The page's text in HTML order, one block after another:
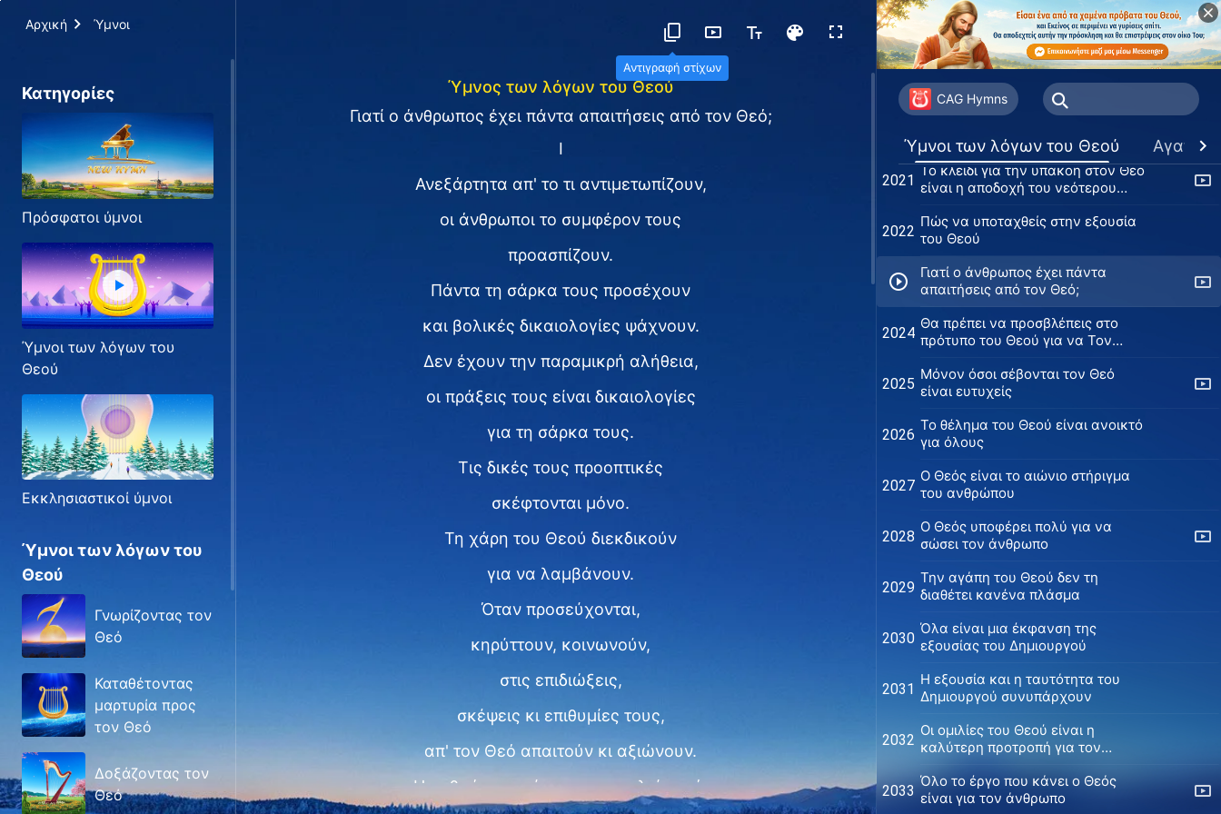
Αρχική Ύμνοι
Αντιγραφή στίχων
Κατηγορίες
Πρόσφατοι ύμνοι
Ύμνοι των λόγων του
Θεού
Εκκλησιαστικοί ύμνοι
Ύμνοι των λόγων του
Θεού
Γνωρίζοντας τον
Θεό
Καταθέτοντας
μαρτυρία προς
τον Θεό
Δοξάζοντας τον
Θεό
Ύμνος των λόγων του Θεού
Γιατί ο άνθρωπος έχει πάντα απαιτήσεις από τον Θεό;
Ⅰ
Ανεξάρτητα απ' το τι αντιμετωπίζουν,
οι άνθρωποι το συμφέρον τους
προασπίζουν.
Πάντα τη σάρκα τους προσέχουν
και βολικές δικαιολογίες ψάχνουν.
Δεν έχουν την παραμικρή αλήθεια,
οι πράξεις τους είναι δικαιολογίες
για τη σάρκα τους.
Τις δικές τους προοπτικές
σκέφτονται μόνο.
Τη χάρη του Θεού διεκδικούν
για να λαμβάνουν.
Όταν προσεύχονται,
κηρύττουν, κοινωνούν,
στις επιδιώξεις,
σκέψεις κι επιθυμίες τους,
απ' τον Θεό απαιτούν κι αξιώνουν.
Η ανθρώπινη φύση το προκαλεί αυτό.
CAG Hymns
Ύμνοι των λόγων του Θεού
2018
Διάβαζε τα λόγια του Θεού
ανάλογα με τις καταστάσεις σου
Όσοι δεν κάνουν πράξη τον λόγο
του Θεού θα εξαλειφθούν
Ο Θεός προ πολλού προετοίμασε
τα πάντα για την ανθρωπότητα
2021
Το κλειδί για την υπακοή στον Θεό
είναι η αποδοχή του νεότερου
2022
Πώς να υποταχθείς στην εξουσία
του Θεού
Γιατί ο άνθρωπος έχει πάντα
απαιτήσεις από τον Θεό;
2024
Θα πρέπει να προσβλέπεις στο
πρότυπο του Θεού για να Τον
2025
Μόνον όσοι σέβονται τον Θεό
είναι ευτυχείς
2026
Το θέλημα του Θεού είναι ανοικτό
για όλους
2027
Ο Θεός είναι το αιώνιο στήριγμα
του ανθρώπου
2028
O Θεός υποφέρει πολύ για να
σώσει τον άνθρωπο
2029
Την αγάπη του Θεού δεν τη
διαθέτει κανένα πλάσμα
2030
Όλα είναι μια έκφανση της
εξουσίας του Δημιουργού
2031
Η εξουσία και η ταυτότητα του
Δημιουργού συνυπάρχουν
2032
Οι ομιλίες του Θεού είναι η
καλύτερη προτροπή για τον
2033
Όλο το έργο που κάνει ο Θεός
είναι για τον άνθρωπο